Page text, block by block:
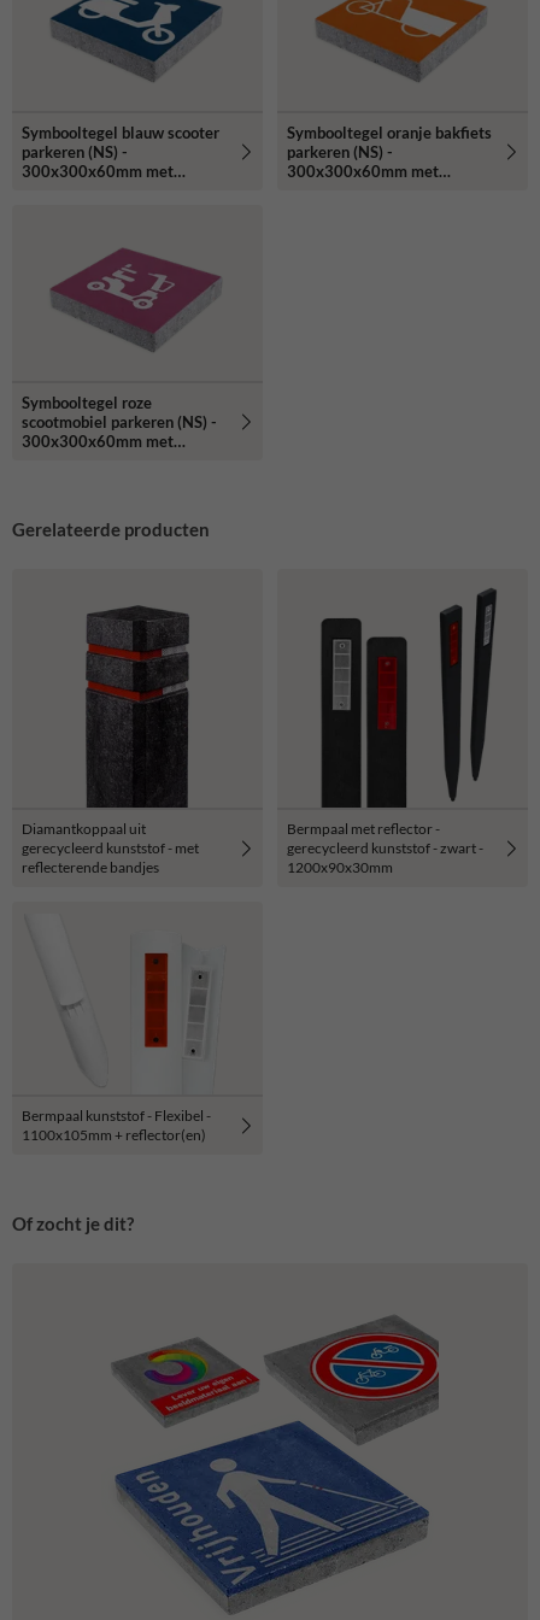
Symbooltegel blauw scooter
parkeren (NS) -
300x300x60mm met
Symbooltegel oranje bakfiets
parkeren (NS) -
300x300x60mm met
Symbooltegel roze
scootmobiel parkeren (NS) -
300x300x60mm met
Gerelateerde producten
Diamantkoppaal uit
gerecycleerd kunststof - met
reflecterende bandjes
Bermpaal met reflector -
gerecycleerd kunststof - zwart -
1200x90x30mm
Bermpaal kunststof - Flexibel -
1100x105mm + reflector(en)
Of zocht je dit?